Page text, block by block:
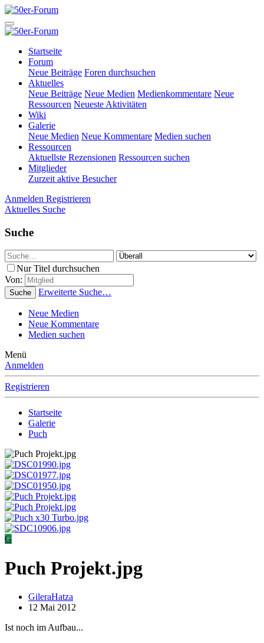
Startseite
Forum
Neue Beiträge Foren durchsuchen
Aktuelles
Neue Beiträge Neue Medien Medienkommentare Neue
Ressourcen Neueste Aktivitäten
Wiki
Galerie
Neue Medien Neue Kommentare Medien suchen
Ressourcen
Aktuellste Rezensionen Ressourcen suchen
Mitglieder
Zurzeit aktive Besucher
Anmelden Registrieren
Aktuelles Suche
Suche
Nur Titel durchsuchen
Von:
Suche Erweiterte Suche…
Neue Medien
Neue Kommentare
Medien suchen
Menü
Anmelden
Registrieren
Startseite
Galerie
Puch
G
Puch Projekt.jpg
GileraHatza
12 Mai 2012
Ist noch im Aufbau...